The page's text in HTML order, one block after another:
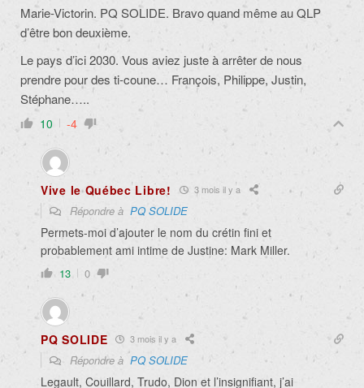
Marie-Victorin. PQ SOLIDE. Bravo quand même au QLP
d’être bon deuxième.
Le pays d’ici 2030. Vous aviez juste à arrêter de nous
prendre pour des ti-coune… François, Philippe, Justin,
Stéphane…..
10 -4
Vive le Québec Libre! 3 mois il y a
Répondre à PQ SOLIDE
Permets-moi d’ajouter le nom du crétin fini et
probablement ami intime de Justine: Mark Miller.
13 0
PQ SOLIDE 3 mois il y a
Répondre à PQ SOLIDE
Legault, Couillard, Trudo, Dion et l’insignifiant, j’ai